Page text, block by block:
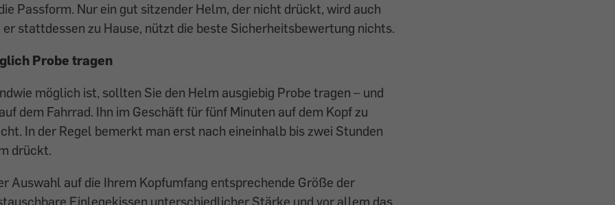
Passform. Nur ein gut sitzender Helm, der nicht drückt, wird auch
stattdessen zu Hause, nützt die beste Sicherheitsbewertung nichts.
Probe tragen
möglich ist, sollten Sie den Helm ausgiebig Probe tragen – und
dem Fahrrad. Ihn im ­Geschäft für fünf Minuten auf dem Kopf zu
In der Regel bemerkt man erst nach eineinhalb bis zwei Stunden
drückt.
Auswahl auf die Ihrem Kopfumfang entsprechende Größe der
Einlegekissen unterschiedlicher Stärke und vor allem das